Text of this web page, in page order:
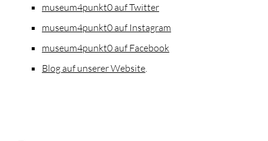
museum4punkt0 auf Twitter
museum4punkt0 auf Instagram
museum4punkt0 auf Facebook
Blog auf unserer Website